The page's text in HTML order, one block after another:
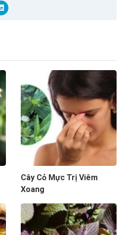
Cây Cỏ Mực Trị Viêm
Xoang